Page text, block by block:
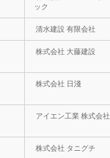
ック
清水建設 有限会社
株式会社 大藤建設
株式会社 日淺
アイエン工業 株式会社
株式会社 タニグチ